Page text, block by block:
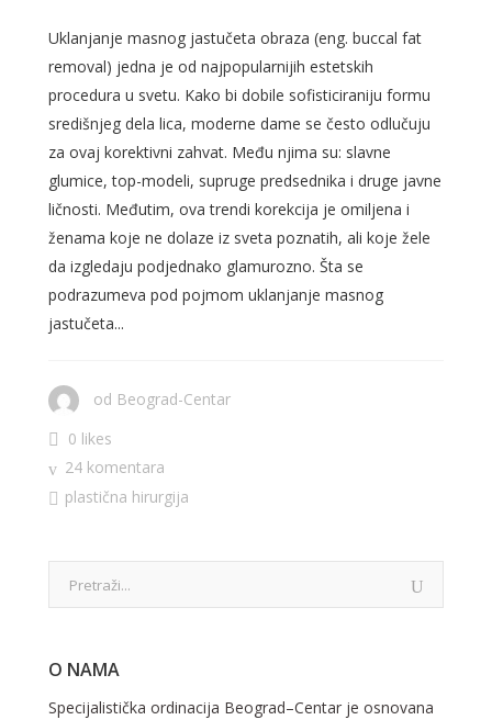
Uklanjanje masnog jastučeta obraza (eng. buccal fat
removal) jedna je od najpopularnijih estetskih
procedura u svetu. Kako bi dobile sofisticiraniju formu
središnjeg dela lica, moderne dame se često odlučuju
za ovaj korektivni zahvat. Među njima su: slavne
glumice, top-modeli, supruge predsednika i druge javne
ličnosti. Međutim, ova trendi korekcija je omiljena i
ženama koje ne dolaze iz sveta poznatih, ali koje žele
da izgledaju podjednako glamurozno. Šta se
podrazumeva pod pojmom uklanjanje masnog
jastučeta...
od Beograd-Centar
0 likes
24 komentara
plastična hirurgija
O NAMA
Specijalistička ordinacija Beograd–Centar je osnovana